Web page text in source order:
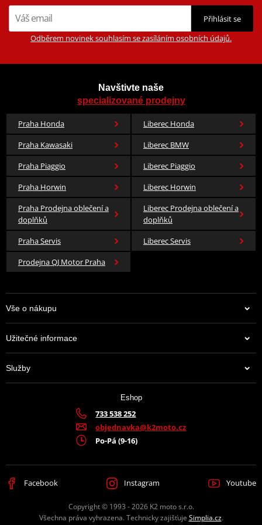
Co když mi to nebude
CUSTOMACCES Catalog 2020
Přihlásit se
Odběrem novinek souhlasím se zasíláním osobních údajů.
Navštivte naše
specializované prodejny
Praha Honda
Liberec Honda
Praha Kawasaki
Liberec BMW
Praha Piaggio
Liberec Piaggio
Praha Horwin
Liberec Horwin
Praha Prodejna oblečení a
doplňků
Liberec Prodejna oblečení a
doplňků
Praha Servis
Liberec Servis
Prodejna QJ Motor Praha
Vše o nákupu
Užitečné informace
Služby
Eshop
733 538 252
objednavka@k2moto.cz
Po-Pá (9-16)
Facebook Instagram Youtube
Copyright © 1993 - 2026 K2 moto s.r.o.
Všechna práva vyhrazena. Technicky zajišťuje Simplia.cz.